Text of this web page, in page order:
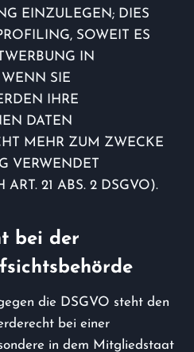
EINZULEGEN; DIES
SOWEIT ES
IN
SIE
IHRE
DATEN
MEHR ZUM ZWECKE
VERWENDET
ART. 21 ABS. 2 DSGVO).
bei der
die DSGVO steht den
bei einer
in dem Mitgliedstaat